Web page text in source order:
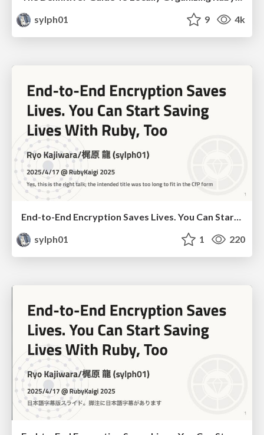
sylph01
9 4k
End-to-End Encryption Saves Lives. You Can Start Saving Lives With Ruby, Too
sylph01
1 220